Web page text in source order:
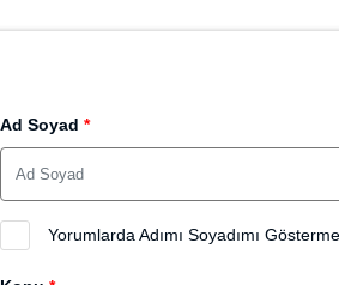
Ad Soyad *
Yorumlarda Adımı Soyadımı Gösterme
Konu *